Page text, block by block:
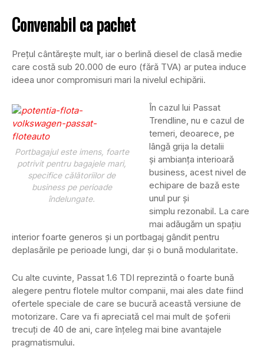
Convenabil ca pachet
Preţul cântăreşte mult, iar o berlină diesel de clasă medie
care costă sub 20.000 de euro (fără TVA) ar putea induce
ideea unor compromisuri mari la nivelul echipării.
Portbagajul este imens, foarte
potrivit pentru bagajele mari,
specifice călătoriilor de
business pe perioade
îndelungate.
În cazul lui Passat
Trendline, nu e cazul de
temeri, deoarece, pe
lângă grija la detalii
şi ambianţa interioară
business, acest nivel de
echipare de bază este
unul pur şi
simplu rezonabil. La care
mai adăugăm un spaţiu
interior foarte generos şi un portbagaj gândit pentru
deplasările pe perioade lungi, dar şi o bună modularitate.
Cu alte cuvinte, Passat 1.6 TDI reprezintă o foarte bună
alegere pentru flotele multor companii, mai ales date fiind
ofertele speciale de care se bucură această versiune de
motorizare. Care va fi apreciată cel mai mult de şoferii
trecuţi de 40 de ani, care înţeleg mai bine avantajele
pragmatismului.